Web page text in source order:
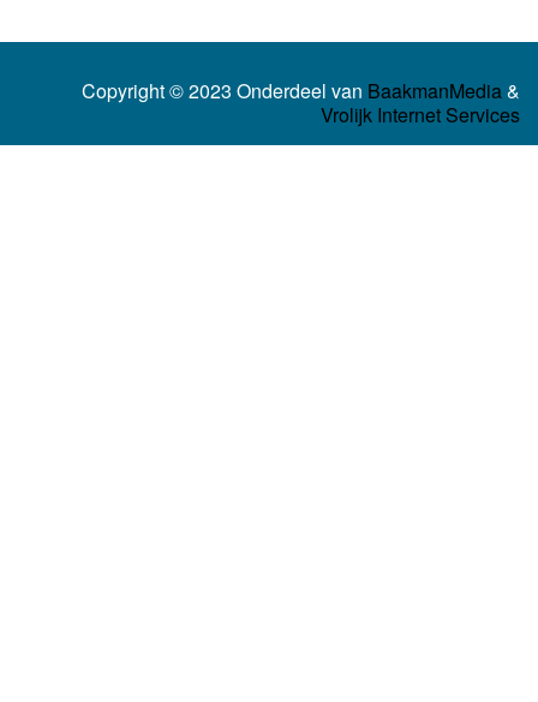
Copyright © 2023 Onderdeel van BaakmanMedia&
Vrolijk Internet Services